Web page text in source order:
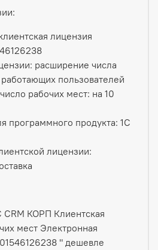
лицензия
расширение числа
пользователей
рабочих мест: на 10
программного продукта: 1С
лицензии:
КОРП Клиентская
мест Электронная
" дешевле